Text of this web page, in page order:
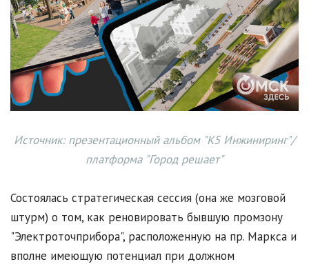
Источник: презентационный альбом "К5 Инжиниринг"/
платформа "Город решает"
Состоялась стратегическая сессия (она же мозговой
штурм) о том, как реновировать бывшую промзону
"Электроточприбора", расположенную на пр. Маркса и
вполне имеющую потенциал при должном